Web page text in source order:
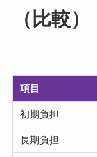
（比較）
項目
初期負担
長期負担